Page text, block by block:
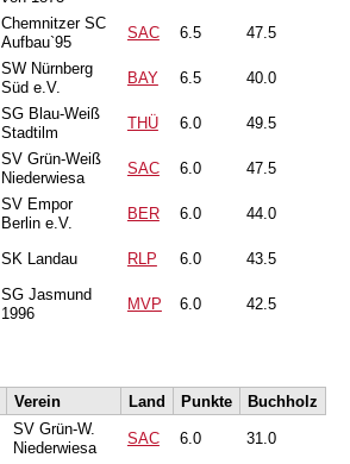
Chemnitzer SC
Aufbau`95
SAC 6.5 47.5
SW Nürnberg
Süd e.V.
BAY 6.5 40.0
SG Blau-Weiß
Stadtilm
THÜ 6.0 49.5
SV Grün-Weiß
Niederwiesa
SAC 6.0 47.5
SV Empor
Berlin e.V.
BER 6.0 44.0
SK Landau RLP 6.0 43.5
SG Jasmund
1996
MVP 6.0 42.5
Verein Land Punkte Buchholz
SV Grün-W.
Niederwiesa
SAC 6.0 31.0